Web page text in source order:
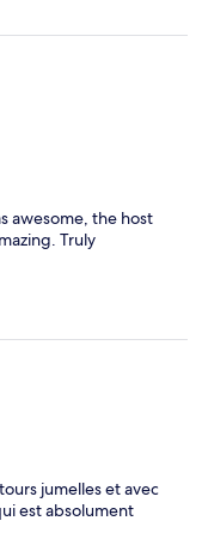
awesome, the host
Truly
jumelles et avec
est absolument